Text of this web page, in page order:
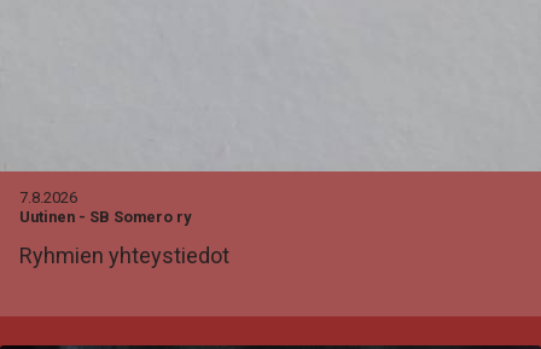
7.8.2026
Uutinen - SB Somero ry
Ryhmien yhteystiedot